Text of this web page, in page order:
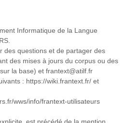
Informatique de la Langue
des questions et de partager des
des mises à jours du corpus ou des
la base) et frantext@atilf.fr
: https://wiki.frantext.fr/ et
wws/info/frantext-utilisateurs